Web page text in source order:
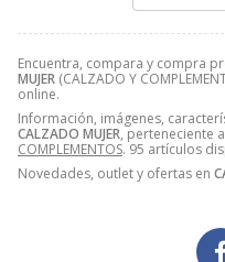
Encuentra, compara y compra
MUJER (CALZADO Y
online.
Información, imágenes,
CALZADO MUJER, perteneciente
COMPLEMENTOS. 95 artículos
Novedades, outlet y ofertas en